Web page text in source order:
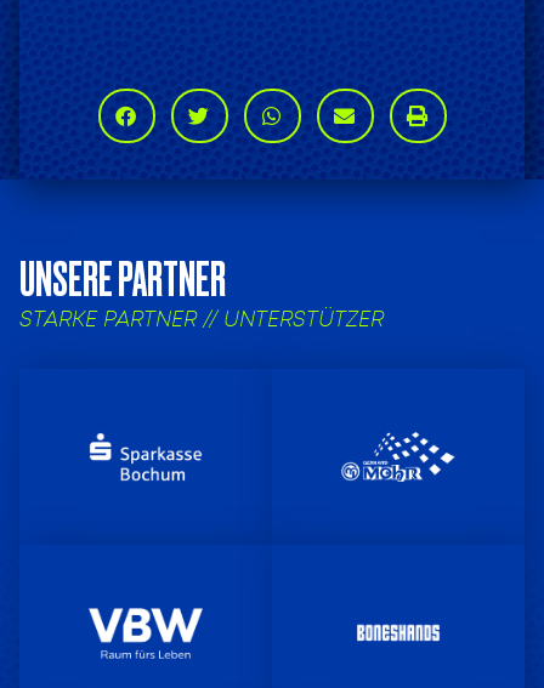
UNSERE PARTNER
STARKE PARTNER // UNTERSTÜTZER